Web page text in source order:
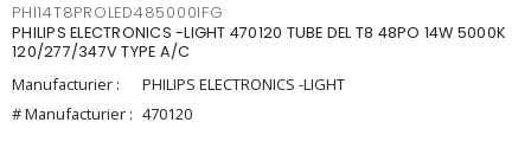
PHI14T8PROLED485000IFG
PHILIPS ELECTRONICS -LIGHT 470120 TUBE DEL T8 48PO 14W 5000K
120/277/347V TYPE A/C
Manufacturier :
PHILIPS ELECTRONICS -LIGHT
# Manufacturier : 470120